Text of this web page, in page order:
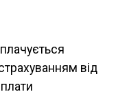
від